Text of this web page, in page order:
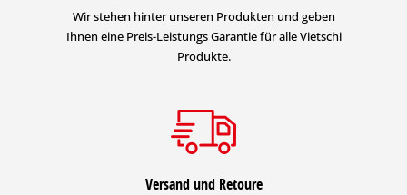
Wir stehen hinter unseren Produkten und geben
Ihnen eine Preis-Leistungs Garantie für alle Vietschi
Produkte.
Versand und Retoure